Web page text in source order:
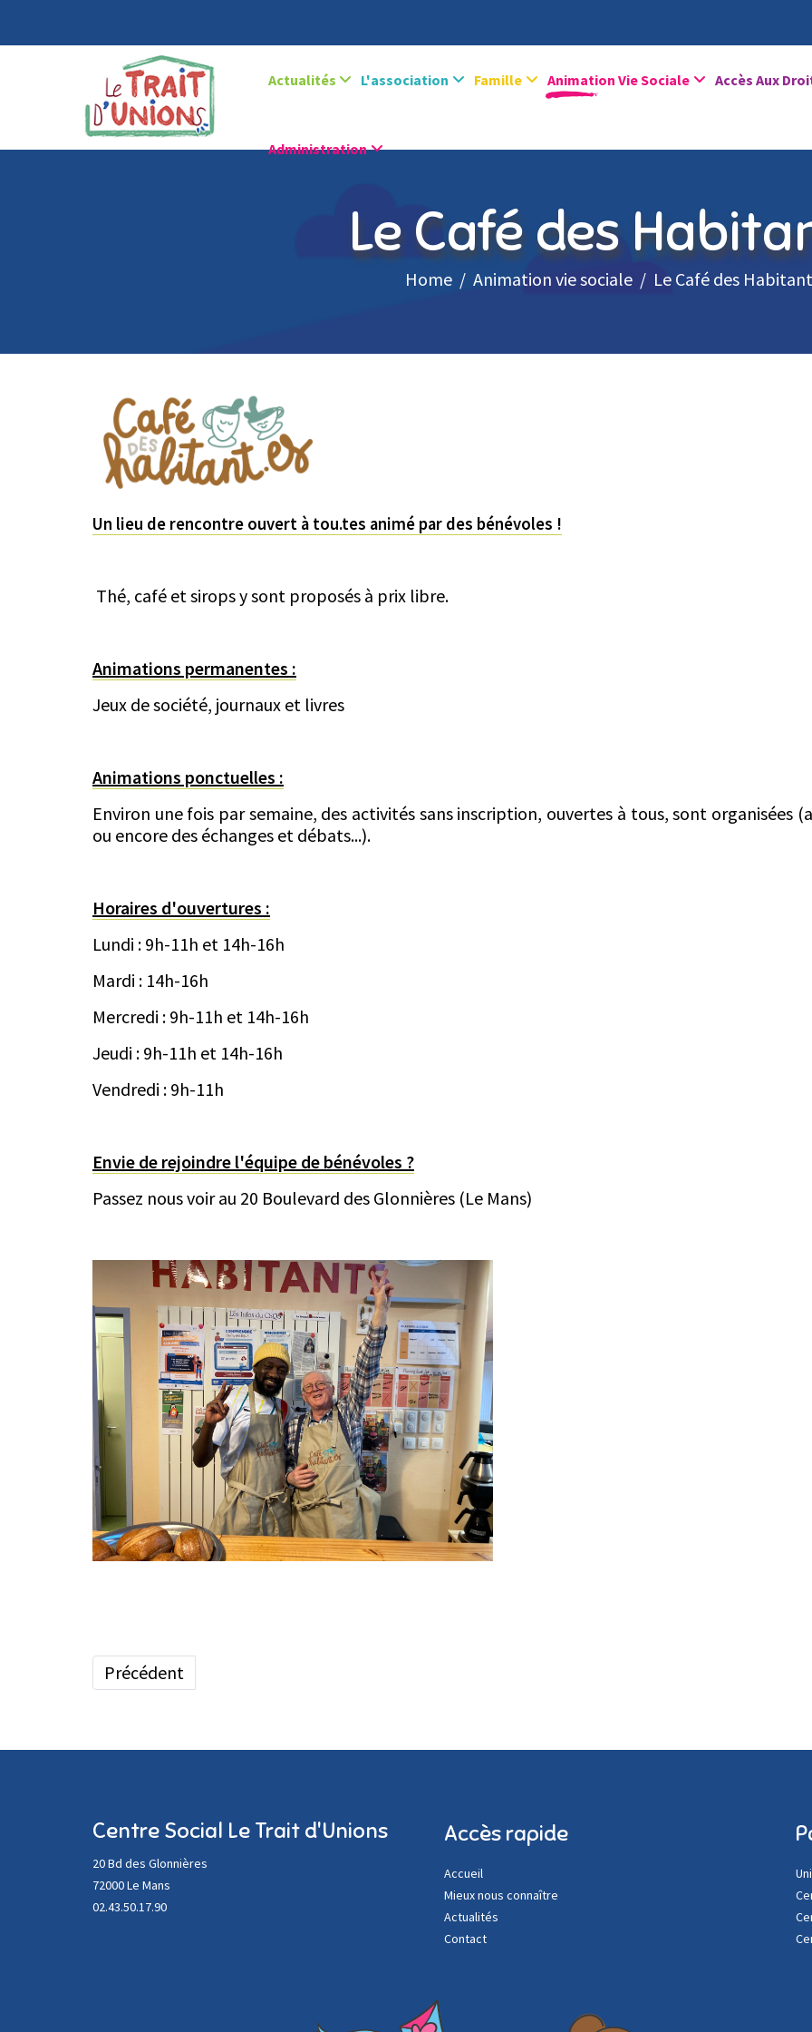
Actualités L'association Famille Animation Vie Sociale Accès Aux
Administration
Le Café des
Home Animation vie sociale Le Café des
Un lieu de rencontre ouvert à tou.tes animé par des bénévoles !
Thé, café et sirops y sont proposés à prix libre.
Animations permanentes :
Jeux de société, journaux et livres
Animations ponctuelles :
Environ une fois par semaine, des activités sans inscription, ouvertes à tous, sont organisées
ou encore des échanges et débats...).
Horaires d'ouvertures :
Lundi : 9h-11h et 14h-16h
Mardi : 14h-16h
Mercredi : 9h-11h et 14h-16h
Jeudi : 9h-11h et 14h-16h
Vendredi : 9h-11h
Envie de rejoindre l'équipe de bénévoles ?
Passez nous voir au 20 Boulevard des Glonnières (Le Mans)
Article précédent : La fabrique des possibles
Précédent
Centre Social Le Trait d'Unions
20 Bd des Glonnières
72000 Le Mans
02.43.50.17.90
Accès rapide
Accueil
Mieux nous connaître
Actualités
Contact